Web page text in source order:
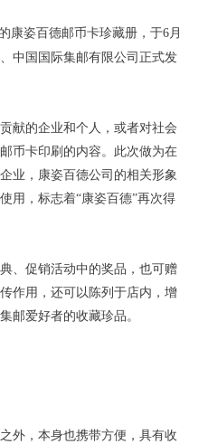
康姿百德邮币卡珍藏册，于6月
中国国际集邮有限公司正式发
献的企业和个人，或者对社会
币卡印刷的内容。此次做为在
业，康姿百德公司的相关形象
用，标志着“康姿百德”再次得
、促销活动中的奖品，也可赠
作用，还可以陈列于店内，增
邮爱好者的收藏珍品。
外，本身也携带方便，具有收